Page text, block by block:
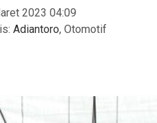
2023 04:09
Adiantoro, Otomotif